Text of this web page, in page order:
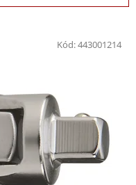
Kód:443001214